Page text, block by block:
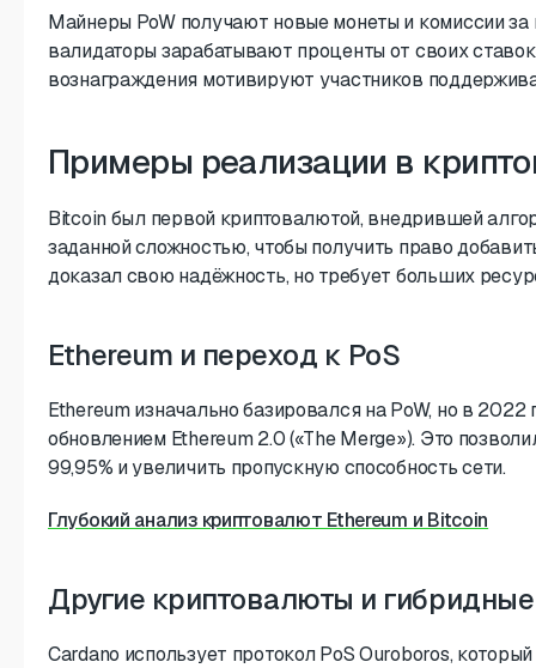
Майнеры PoW получают новые монеты и комиссии за
валидаторы зарабатывают проценты от своих
вознаграждения мотивируют участников
Примеры реализации в
Bitcoin был первой криптовалютой, внедрившей
заданной сложностью, чтобы получить право
доказал свою надёжность, но требует больших
Ethereum и переход к PoS
Ethereum изначально базировался на PoW, но в
обновлением Ethereum 2.0 («The Merge»). Это
99,95% и увеличить пропускную способность сети.
Глубокий анализ криптовалют Ethereum и Bitcoin
Другие криптовалюты и
Cardano использует протокол PoS Ouroboros,